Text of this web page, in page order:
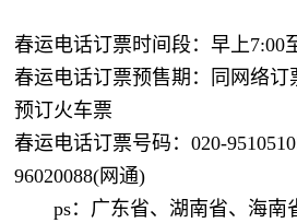
春运电话订票时间段：早上7:00
春运电话订票预售期：同网络订
预订火车票
春运电话订票号码：020-
96020088(网通)
ps：广东省、湖南省、海南